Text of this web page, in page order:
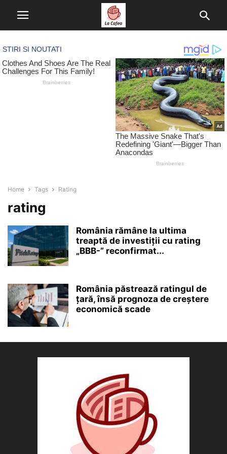
Home Tags Rating
rating
România rămâne la ultima
treaptă de investiții cu rating
„BBB-” reconfirmat...
România păstrează ratingul de
țară, însă prognoza de creștere
economică scade